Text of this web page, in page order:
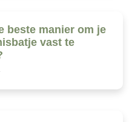
beste manier om je
vast te